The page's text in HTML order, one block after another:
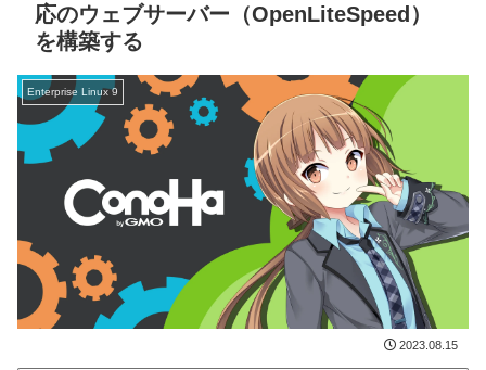
応のウェブサーバー（OpenLiteSpeed）
を構築する
Enterprise Linux 9
2023.08.15